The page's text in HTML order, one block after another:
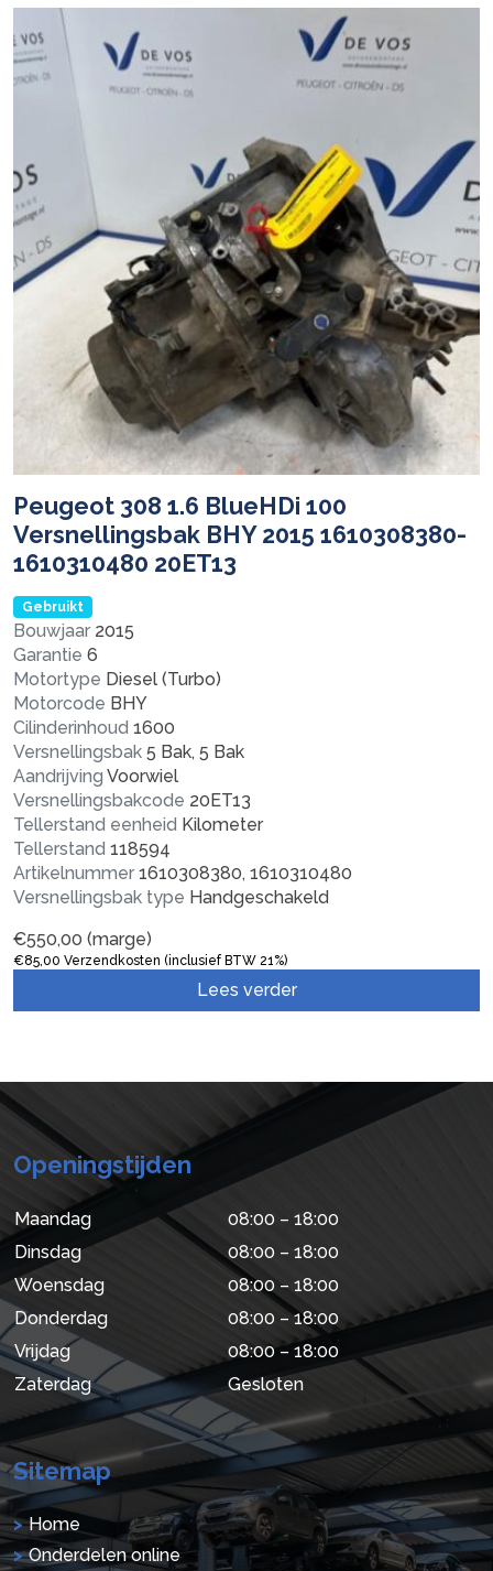
Peugeot 308 1.6 BlueHDi 100
Versnellingsbak BHY 2015 1610308380-
1610310480 20ET13
Gebruikt
Bouwjaar 2015
Garantie 6
Motortype Diesel (Turbo)
Motorcode BHY
Cilinderinhoud 1600
Versnellingsbak 5 Bak, 5 Bak
Aandrijving Voorwiel
Versnellingsbakcode 20ET13
Tellerstand eenheid Kilometer
Tellerstand 118594
Artikelnummer 1610308380, 1610310480
Versnellingsbak type Handgeschakeld
€550,00 (marge)
€85,00 Verzendkosten (inclusief BTW 21%)
Lees verder
Openingstijden
Maandag
08:00 – 18:00
Dinsdag
08:00 – 18:00
Woensdag
08:00 – 18:00
Donderdag
08:00 – 18:00
Vrijdag
08:00 – 18:00
Zaterdag
Gesloten
Sitemap
Home
Onderdelen online